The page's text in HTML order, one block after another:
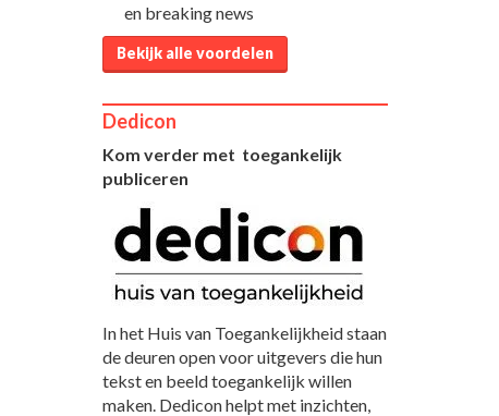
en breaking news
Bekijk alle voordelen
Dedicon
Kom verder met toegankelijk
publiceren
In het Huis van Toegankelijkheid staan
de deuren open voor uitgevers die hun
tekst en beeld toegankelijk willen
maken. Dedicon helpt met inzichten,